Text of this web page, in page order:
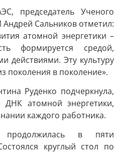
председатель Ученого
Сальников отметил:
атомной энергетики –
формируется средой,
действиями. Эту культуру
поколения в поколение».
Руденко подчеркнула,
ДНК атомной энергетики,
каждого работника.
продолжилась в пяти
круглый стол по